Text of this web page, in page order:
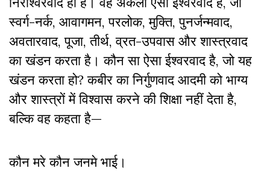
स्वर्ग-नर्क, आवागमन, परलोक, मुक्ति, पुनर्जन्मवाद,
अवतारवाद, पूजा, तीर्थ, व्रत-उपवास और शास्त्रवाद
का खंडन करता है। कौन सा ऐसा ईश्वरवाद है, जो यह
खंडन करता हो? कबीर का निर्गुणवाद आदमी को भाग्य
और शास्त्रों में विश्वास करने की शिक्षा नहीं देता है,
बल्कि वह कहता है—
कौन मरे कौन जनमे भाई।